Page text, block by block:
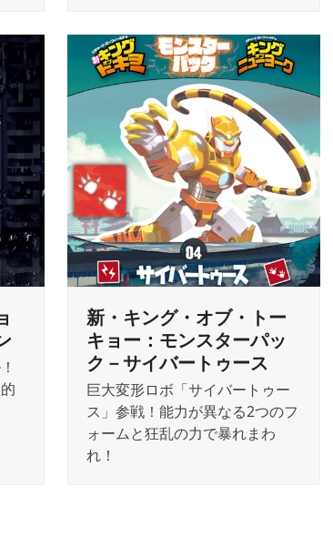
新・キング・オブ・トー
キョー：モンスターパッ
ク－サイバートゥース
巨大変形ロボ「サイバートゥー
ス」参戦！能力が異なる2つのフ
ォームと狂乱の力で暴れまわ
れ！